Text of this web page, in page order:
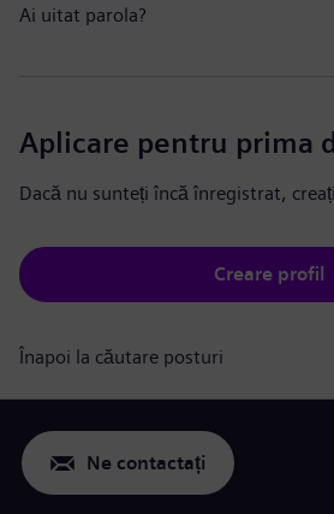
Ai uitat parola?
Aplicare pentru prima
Dacă nu sunteți încă înregistrat,
Creare profil
Înapoi la căutare posturi
Ne contactați